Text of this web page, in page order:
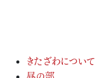
きたざわについて